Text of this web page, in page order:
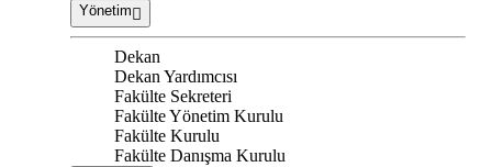
Yönetim
Dekan
Dekan Yardımcısı
Fakülte Sekreteri
Fakülte Yönetim Kurulu
Fakülte Kurulu
Fakülte Danışma Kurulu